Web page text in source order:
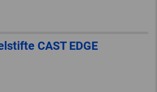
CAST EDGE